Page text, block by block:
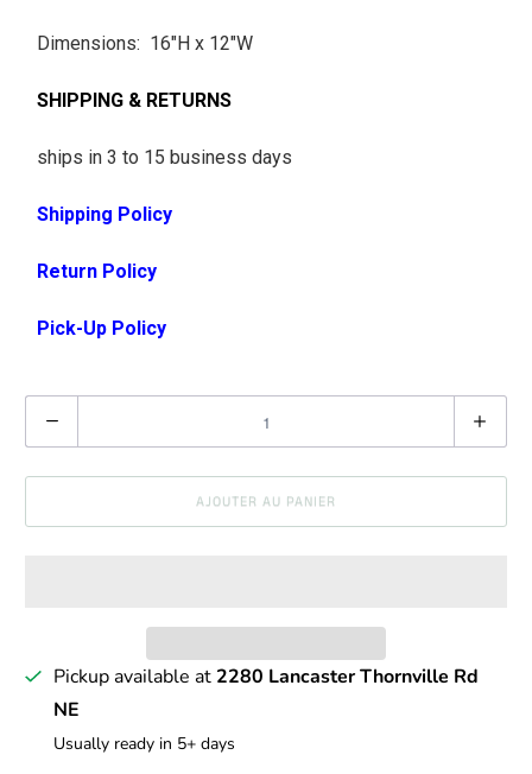
Dimensions: 16"H x 12"W
SHIPPING & RETURNS
ships in 3 to 15 business days
Shipping Policy
Return Policy
Pick-Up Policy
u
a
AJOUTER AU PANIER
Pickup available at 2280 Lancaster Thornville Rd
NE
Usually ready in 5+ days